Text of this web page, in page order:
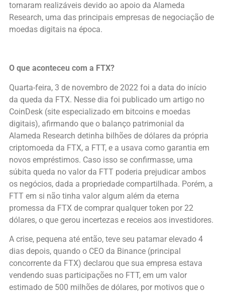
tornaram realizáveis devido ao apoio da Alameda
Research, uma das principais empresas de negociação de
moedas digitais na época.
O que aconteceu com a FTX?
Quarta-feira, 3 de novembro de 2022 foi a data do início
da queda da FTX. Nesse dia foi publicado um artigo no
CoinDesk (site especializado em bitcoins e moedas
digitais), afirmando que o balanço patrimonial da
Alameda Research detinha bilhões de dólares da própria
criptomoeda da FTX, a FTT, e a usava como garantia em
novos empréstimos. Caso isso se confirmasse, uma
súbita queda no valor da FTT poderia prejudicar ambos
os negócios, dada a propriedade compartilhada. Porém, a
FTT em si não tinha valor algum além da eterna
promessa da FTX de comprar qualquer token por 22
dólares, o que gerou incertezas e receios aos investidores.
A crise, pequena até então, teve seu patamar elevado 4
dias depois, quando o CEO da Binance (principal
concorrente da FTX) declarou que sua empresa estava
vendendo suas participações no FTT, em um valor
estimado de 500 milhões de dólares, por motivos que o